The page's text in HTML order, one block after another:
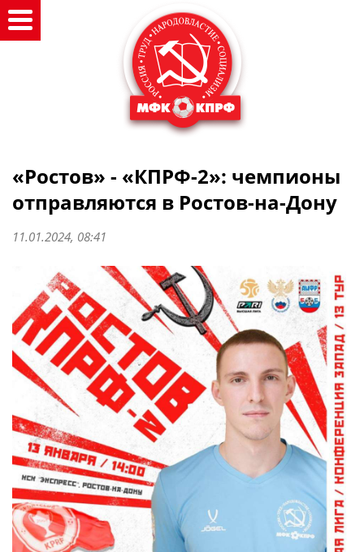
«Ростов» - «КПРФ-2»: чемпионы
отправляются в Ростов-на-Дону
11.01.2024, 08:41